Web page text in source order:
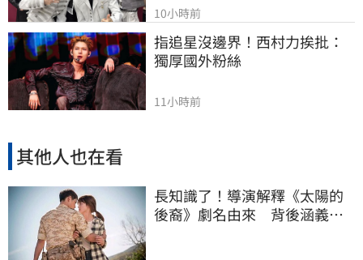
10小時前
指追星沒邊界！西村力挨批：
獨厚國外粉絲
11小時前
其他人也在看
長知識了！導演解釋《太陽的
後裔》劇名由來 背後涵義超